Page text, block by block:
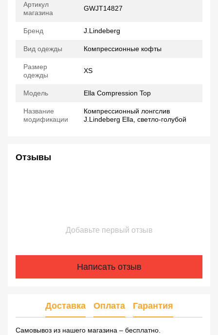
Артикул
магазина
GWJT14827
Бренд J.Lindeberg
Вид одежды Компрессионные кофты
Размер
одежды
XS
Модель Ella Compression Top
Название
модификации
Компрессионный лонгслив
J.Lindeberg Ella, светло-голубой
Отзывы
Добавьте первый отзыв
Написать отзыв
Доставка Оплата Гарантия
Самовывоз из нашего магазина – бесплатно.